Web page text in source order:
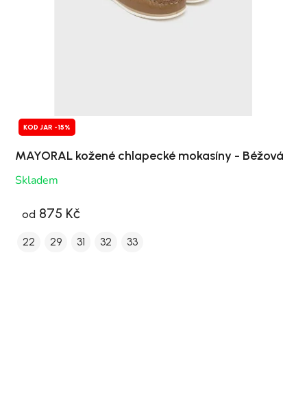
KOD JAR -15%
MAYORAL kožené chlapecké mokasíny - Béžová
Skladem
od 875 Kč
22 29 31 32 33